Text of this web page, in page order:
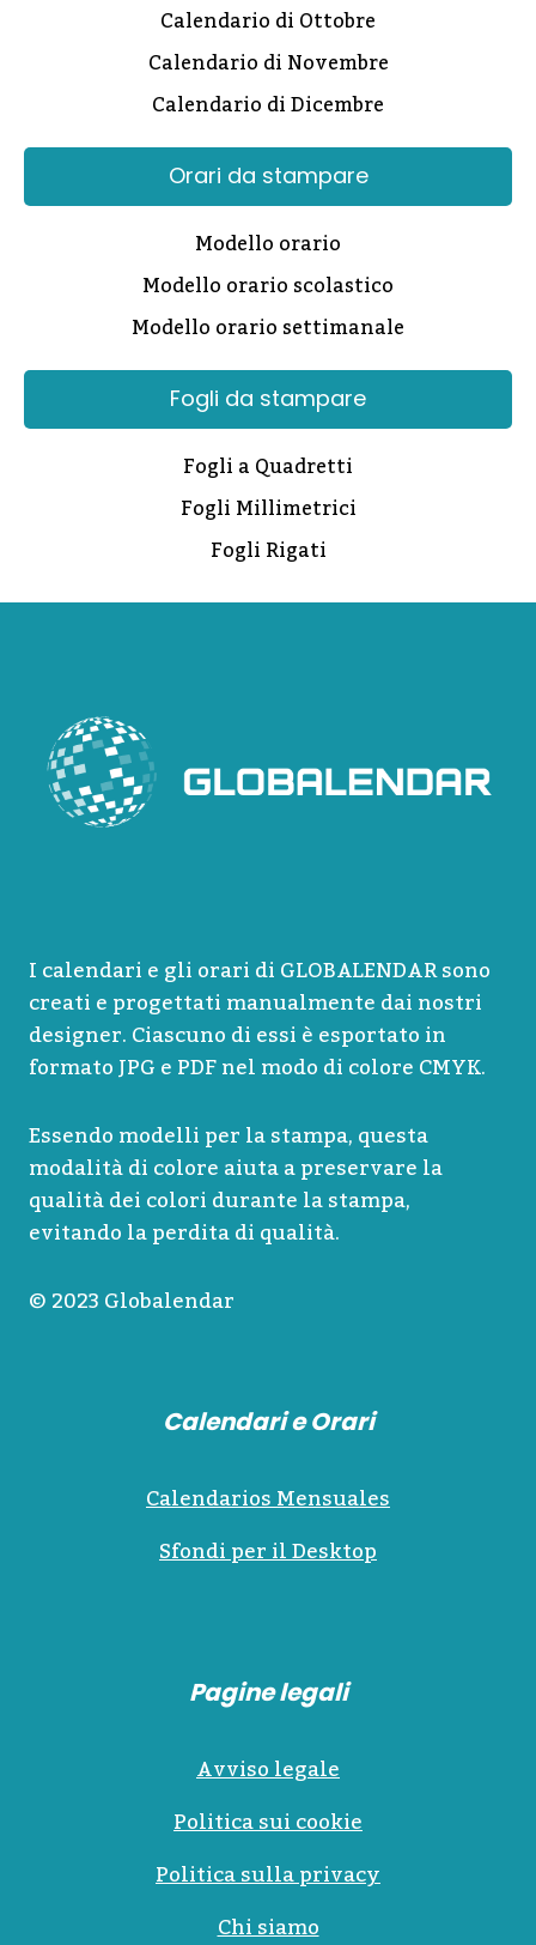
Calendario di Ottobre
Calendario di Novembre
Calendario di Dicembre
Orari da stampare
Modello orario
Modello orario scolastico
Modello orario settimanale
Fogli da stampare
Fogli a Quadretti
Fogli Millimetrici
Fogli Rigati
I calendari e gli orari di GLOBALENDAR sono
creati e progettati manualmente dai nostri
designer. Ciascuno di essi è esportato in
formato JPG e PDF nel modo di colore CMYK.
Essendo modelli per la stampa, questa
modalità di colore aiuta a preservare la
qualità dei colori durante la stampa,
evitando la perdita di qualità.
© 2023 Globalendar
Calendari e Orari
Calendarios Mensuales
Sfondi per il Desktop
Pagine legali
Avviso legale
Politica sui cookie
Politica sulla privacy
Chi siamo